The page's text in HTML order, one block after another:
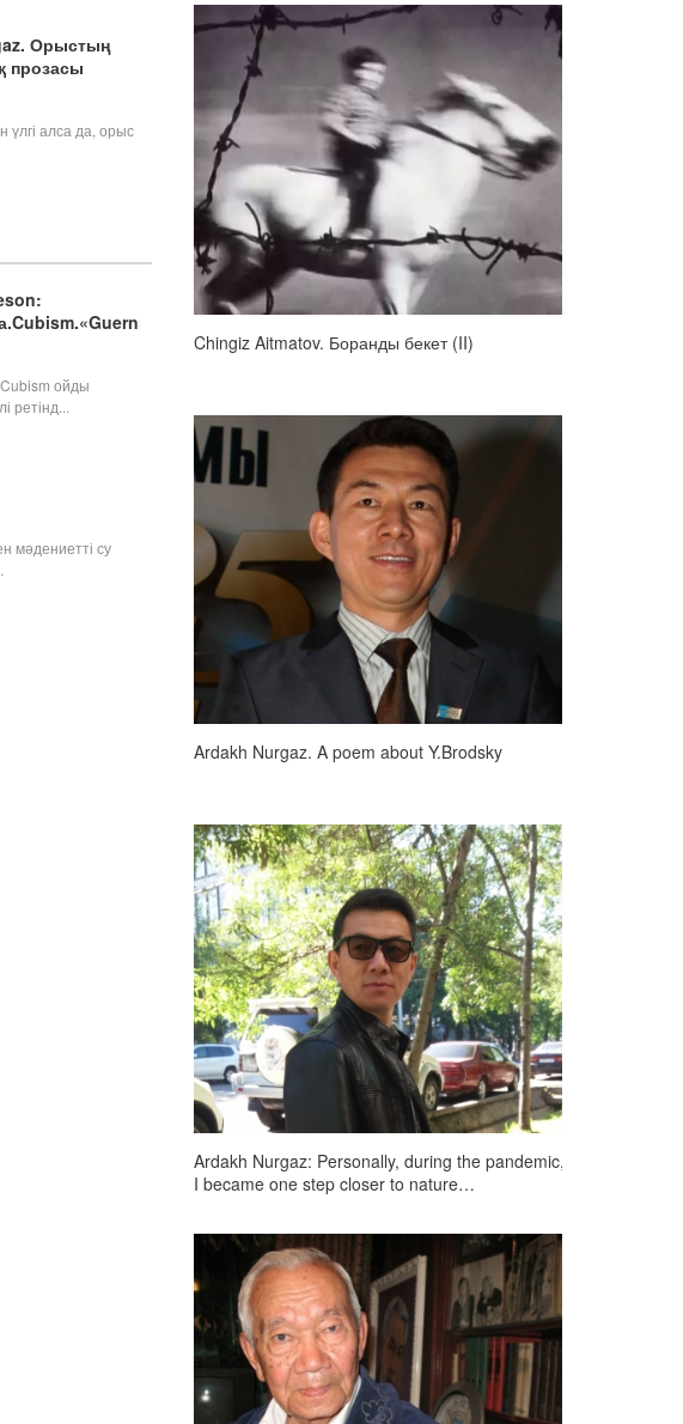
Орыстың
прозасы
үлгі алса да, орыс
ойды
ретінд...
мәдениетті су
Chingiz Aitmatov. Боранды бекет (II)
Ardakh Nurgaz. A poem about Y.Brodsky
Ardakh Nurgaz: Personally, during the pandemic,
I became one step closer to nature…